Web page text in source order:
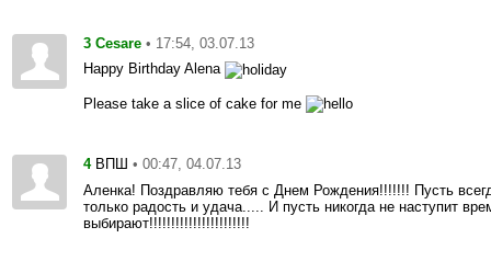
3 Cesare • 17:54, 03.07.13
Happy Birthday Alena
Please take a slice of cake for me
4 ВПШ • 00:47, 04.07.13
Аленка! Поздравляю тебя с Днем Рождения!!!!!!! Пусть
только радость и удача..... И пусть никогда не наступит
выбирают!!!!!!!!!!!!!!!!!!!!!!!